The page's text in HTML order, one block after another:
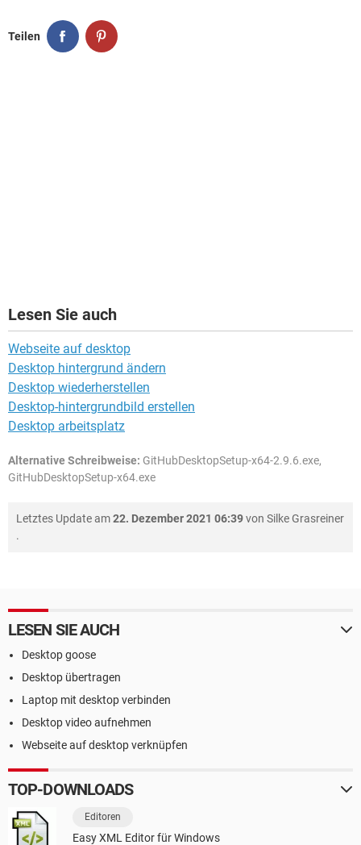
Teilen
Lesen Sie auch
Webseite auf desktop
Desktop hintergrund ändern
Desktop wiederherstellen
Desktop-hintergrundbild erstellen
Desktop arbeitsplatz
Alternative Schreibweise: GitHubDesktopSetup-x64-2.9.6.exe,
GitHubDesktopSetup-x64.exe
Letztes Update am22. Dezember 2021 06:39von Silke Grasreiner
.
LESEN SIE AUCH
Desktop goose
Desktop übertragen
Laptop mit desktop verbinden
Desktop video aufnehmen
Webseite auf desktop verknüpfen
TOP-DOWNLOADS
Editoren
Easy XML Editor für Windows